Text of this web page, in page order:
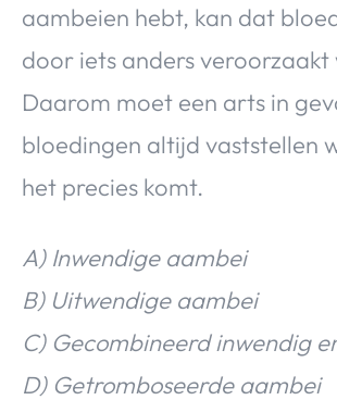
aambeien hebt, kan dat
door iets anders veroorzaakt
Daarom moet een arts in
bloedingen altijd vaststellen
het precies komt.
A) Inwendige aambei
B) Uitwendige aambei
C) Gecombineerd inwendig
D) Getromboseerde aambei